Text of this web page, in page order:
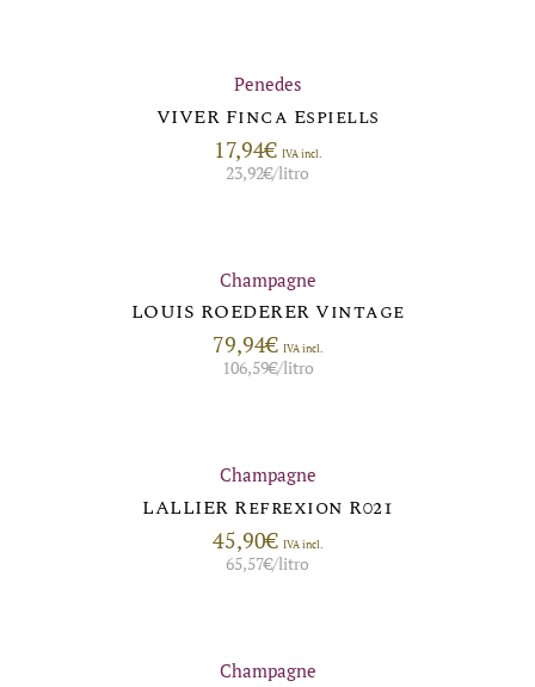
Penedes
VIVER Finca Espiells
17,94€ IVA incl.
23,92€/litro
Champagne
LOUIS ROEDERER Vintage
79,94€ IVA incl.
106,59€/litro
Champagne
LALLIER Refrexion R021
45,90€ IVA incl.
65,57€/litro
Champagne